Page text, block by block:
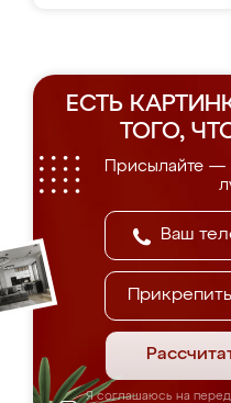
ЕСТЬ
ТОГО,
Присылайте —
Я соглашаюсь на